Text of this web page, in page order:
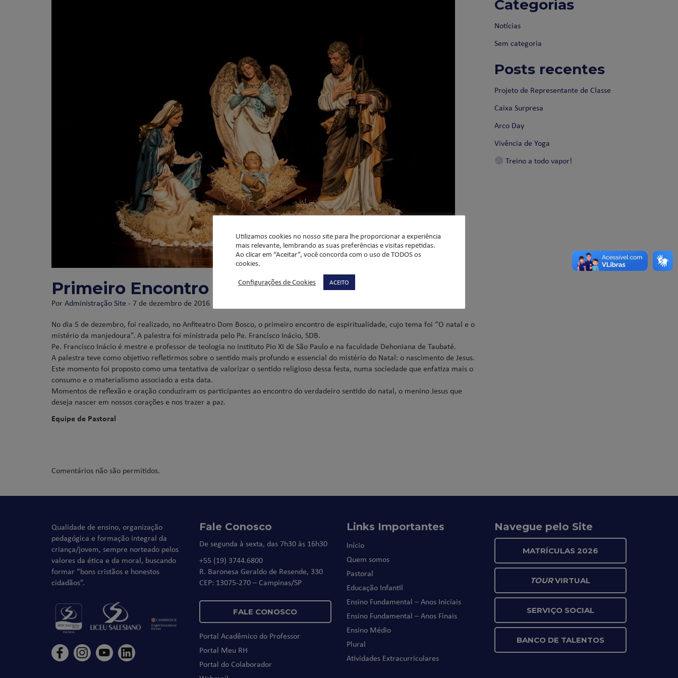
Primeiro Encontro de Espiritualidade
PorAdministração Site - 7 de dezembro de 2016
No dia 5 de dezembro, foi realizado, no Anfiteatro Dom Bosco, o primeiro encontro de espiritualidade, cujo tema foi “O natal e o
mistério da manjedoura”. A palestra foi ministrada pelo Pe. Francisco Inácio, SDB.
Pe. Francisco Inácio é mestre e professor de teologia no instituto Pio XI de São Paulo e na faculdade Dehoniana de Taubaté.
A palestra teve como objetivo refletirmos sobre o sentido mais profundo e essencial do mistério do Natal: o nascimento de Jesus.
Este momento foi proposto como uma tentativa de valorizar o sentido religioso dessa festa, numa sociedade que enfatiza mais o
consumo e o materialismo associado a esta data.
Momentos de reflexão e oração conduziram os participantes ao encontro do verdadeiro sentido do natal, o menino Jesus que
deseja nascer em nossos corações e nos trazer a paz.
Equipe de Pastoral
Comentários não são permitidos.
Categorias
Notícias
Sem categoria
Posts recentes
Projeto de Representante de Classe
Caixa Surpresa
Arco Day
Vivência de Yoga
Treino a todo vapor!
Qualidade de ensino, organização
pedagógica e formação integral da
criança/jovem, sempre norteado pelos
valores da ética e da moral, buscando
formar “bons cristãos e honestos
cidadãos”.
Fale Conosco
De segunda à sexta, das 7h30 às 16h30
+55 (19) 3744.6800
R. Baronesa Geraldo de Resende, 330
CEP: 13075-270 – Campinas/SP
FALE CONOSCO
Portal Acadêmico do Professor
Portal Meu RH
Portal do Colaborador
Links Importantes
Início
Quem somos
Pastoral
Educação Infantil
Ensino Fundamental – Anos Iniciais
Ensino Fundamental – Anos Finais
Ensino Médio
Plural
Atividades Extracurriculares
Navegue pelo Site
MATRÍCULAS 2026
TOURVIRTUAL
SERVIÇO SOCIAL
BANCO DE TALENTOS
Utilizamos cookies no nosso site para lhe proporcionar a experiência
mais relevante, lembrando as suas preferências e visitas repetidas.
Ao clicar em “Aceitar”, você concorda com o uso de TODOS os
cookies.
Configurações de Cookies
ACEITO